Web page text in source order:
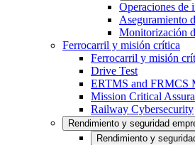
Operaciones de
Aseguramiento
Monitorización
Ferrocarril y misión crítica
Ferrocarril y misión
Drive Test
ERTMS and FRMCS
Mission Critical
Railway Cybersecurity
Rendimiento y seguridad
Rendimiento y